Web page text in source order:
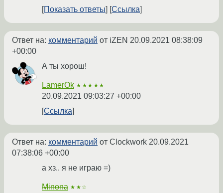
Показать ответы
Ссылка
Ответ на: комментарий от iZEN 20.09.2021 08:38:09
+00:00
А ты хорош!
LamerOk ★★★★★
20.09.2021 09:03:27 +00:00
Ссылка
Ответ на: комментарий от Clockwork 20.09.2021
07:38:06 +00:00
а хз.. я не играю =)
Minona ★★☆